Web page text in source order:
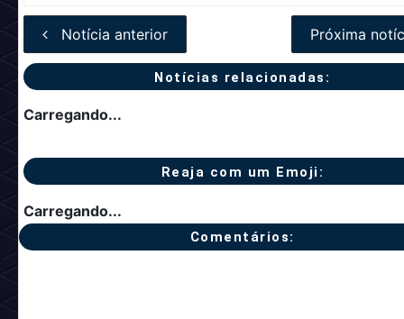
Notícia anterior Próxima
Notícias relacionadas:
Carregando...
Reaja com um Emoji:
Carregando...
Comentários: